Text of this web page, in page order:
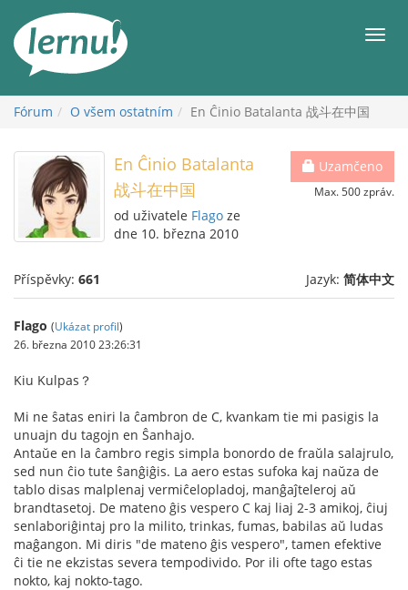
obsahu
Fórum O všem ostatním En Ĉinio Batalanta 战斗在中国
Uzamčeno
Max. 500 zpráv.
En Ĉinio Batalanta
战斗在中国
od uživatele Flago ze
dne 10. března 2010
Příspěvky: 661 Jazyk: 简体中文
Flago (Ukázat profil)
26. března 2010 23:26:31
Kiu Kulpas？
Mi ne ŝatas eniri la ĉambron de C, kvankam tie mi pasigis la
unuajn du tagojn en Ŝanhajo.
Antaŭe en la ĉambro regis simpla bonordo de fraŭla salajrulo,
sed nun ĉio tute ŝanĝiĝis. La aero estas sufoka kaj naŭza de
tablo disas malplenaj vermiĉelopladoj, manĝaĵteleroj aŭ
brandtasetoj. De mateno ĝis vespero C kaj liaj 2-3 amikoj, ĉiuj
senlaboriĝintaj pro la milito, trinkas, fumas, babilas aŭ ludas
maĝangon. Mi diris "de mateno ĝis vespero", tamen efektive
ĉi tie ne ekzistas severa tempodivido. Por ili ofte tago estas
nokto, kaj nokto-tago.